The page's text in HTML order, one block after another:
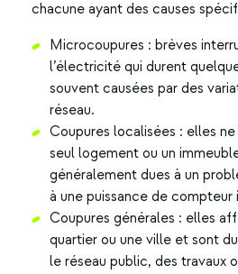
chacune ayant des causes
Microcoupures : brèves
l’électricité qui durent
souvent causées par des
réseau.
Coupures localisées : elles
seul logement ou un
généralement dues à un
à une puissance de compteur
Coupures générales : elles
quartier ou une ville et sont
le réseau public, des travaux